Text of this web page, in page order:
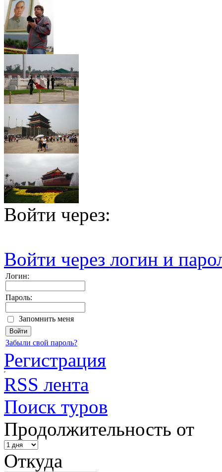
Войти через:
Войти через логин и
Логин:
Пароль:
Запомнить меня
Забыли свой пароль?
Регистрация
RSS лента
Поиск туров
Продолжительность от
Откуда